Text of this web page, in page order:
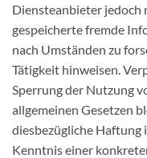
Diensteanbieter
gespeicherte fremde
nach Umständen zu
Tätigkeit hinweisen.
Sperrung der Nutzung
allgemeinen Gesetzen
diesbezügliche Haftung
Kenntnis einer